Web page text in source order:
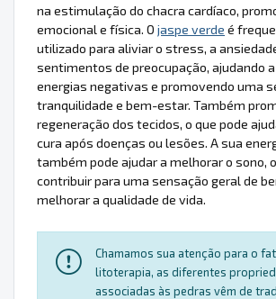
na estimulação do chacra cardíaco,
emocional e física. O jaspe verde é
utilizado para aliviar o stress, a
sentimentos de preocupação, ajudando
energias negativas e promovendo uma
tranquilidade e bem-estar. Também
regeneração dos tecidos, o que pode
cura após doenças ou lesões. A sua
também pode ajudar a melhorar o sono,
contribuir para uma sensação geral de
melhorar a qualidade de vida.
Chamamos sua atenção para o
litoterapia, as diferentes
associadas às pedras vêm de